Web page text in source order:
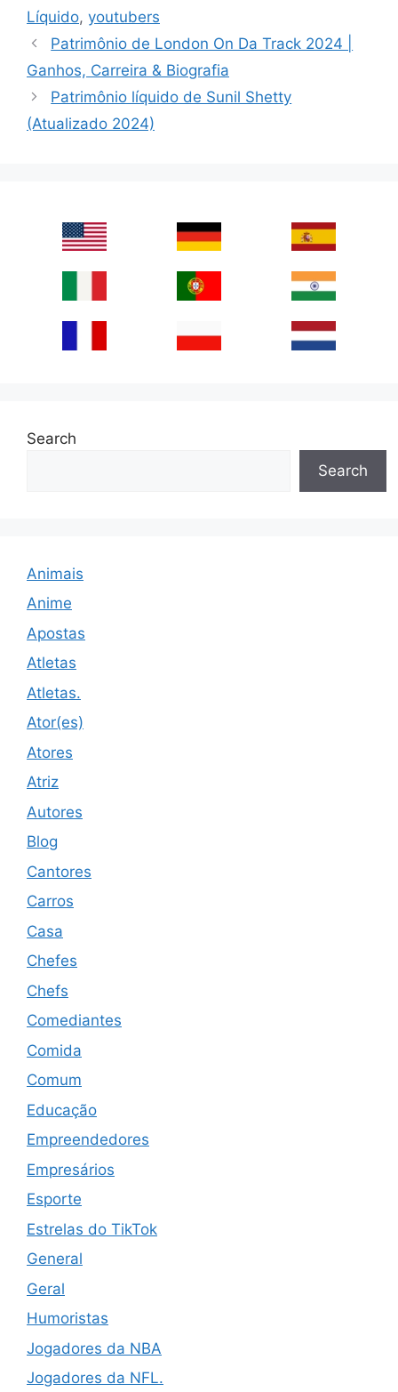
Líquido, youtubers
Patrimônio de London On Da Track 2024 |
Ganhos, Carreira & Biografia
Patrimônio líquido de Sunil Shetty
(Atualizado 2024)
Search
Search
Animais
Anime
Apostas
Atletas
Atletas.
Ator(es)
Atores
Atriz
Autores
Blog
Cantores
Carros
Casa
Chefes
Chefs
Comediantes
Comida
Comum
Educação
Empreendedores
Empresários
Esporte
Estrelas do TikTok
General
Geral
Humoristas
Jogadores da NBA
Jogadores da NFL.